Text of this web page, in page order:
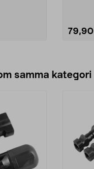
79,90
samma kategori